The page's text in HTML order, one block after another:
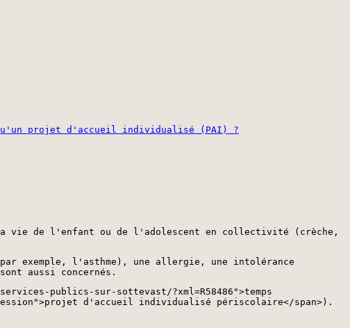
projet d'accueil individualisé (PAI) ?
vie de l'enfant ou de l'adolescent en collectivité (crèche,
exemple, l'asthme), une allergie, une intolérance
aussi concernés.
publics-sur-sottevast/?xml=R58486">temps
d'accueil individualisé périscolaire</span>).